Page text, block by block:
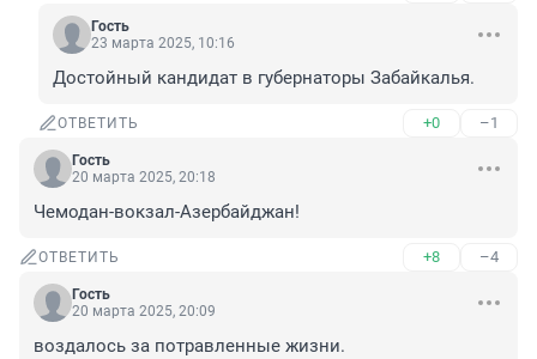
Гость
23 марта 2025, 10:16
Достойный кандидат в губернаторы Забайкалья.
ОТВЕТИТЬ +0 –1
Гость
20 марта 2025, 20:18
Чемодан-вокзал-Азербайджан!
ОТВЕТИТЬ +8 –4
Гость
20 марта 2025, 20:09
воздалось за потравленные жизни.